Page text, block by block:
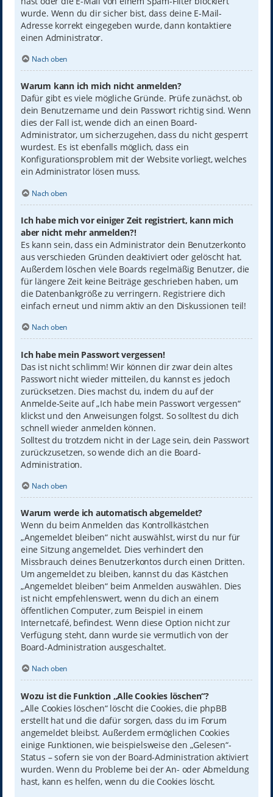
wurde. Wenn du dir sicher bist, dass deine E-Mail-
Adresse korrekt eingegeben wurde, dann kontaktiere
einen Administrator.
Nach oben
Warum kann ich mich nicht anmelden?
Dafür gibt es viele mögliche Gründe. Prüfe zunächst, ob
dein Benutzername und dein Passwort richtig sind. Wenn
dies der Fall ist, wende dich an einen Board-
Administrator, um sicherzugehen, dass du nicht gesperrt
wurdest. Es ist ebenfalls möglich, dass ein
Konfigurationsproblem mit der Website vorliegt, welches
ein Administrator lösen muss.
Nach oben
Ich habe mich vor einiger Zeit registriert, kann mich
aber nicht mehr anmelden?!
Es kann sein, dass ein Administrator dein Benutzerkonto
aus verschieden Gründen deaktiviert oder gelöscht hat.
Außerdem löschen viele Boards regelmäßig Benutzer, die
für längere Zeit keine Beiträge geschrieben haben, um
die Datenbankgröße zu verringern. Registriere dich
einfach erneut und nimm aktiv an den Diskussionen teil!
Nach oben
Ich habe mein Passwort vergessen!
Das ist nicht schlimm! Wir können dir zwar dein altes
Passwort nicht wieder mitteilen, du kannst es jedoch
zurücksetzen. Dies machst du, indem du auf der
Anmelde-Seite auf „Ich habe mein Passwort vergessen“
klickst und den Anweisungen folgst. So solltest du dich
schnell wieder anmelden können.
Solltest du trotzdem nicht in der Lage sein, dein Passwort
zurückzusetzen, so wende dich an die Board-
Administration.
Nach oben
Warum werde ich automatisch abgemeldet?
Wenn du beim Anmelden das Kontrollkästchen
„Angemeldet bleiben“ nicht auswählst, wirst du nur für
eine Sitzung angemeldet. Dies verhindert den
Missbrauch deines Benutzerkontos durch einen Dritten.
Um angemeldet zu bleiben, kannst du das Kästchen
„Angemeldet bleiben“ beim Anmelden auswählen. Dies
ist nicht empfehlenswert, wenn du dich an einem
öffentlichen Computer, zum Beispiel in einem
Internetcafé, befindest. Wenn diese Option nicht zur
Verfügung steht, dann wurde sie vermutlich von der
Board-Administration ausgeschaltet.
Nach oben
Wozu ist die Funktion „Alle Cookies löschen“?
„Alle Cookies löschen“ löscht die Cookies, die phpBB
erstellt hat und die dafür sorgen, dass du im Forum
angemeldet bleibst. Außerdem ermöglichen Cookies
einige Funktionen, wie beispielsweise den „Gelesen“-
Status – sofern sie von der Board-Administration aktiviert
wurden. Wenn du Probleme bei der An- oder Abmeldung
hast, kann es helfen, wenn du die Cookies löscht.